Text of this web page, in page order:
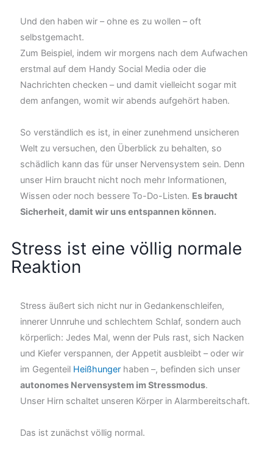
Und den haben wir – ohne es zu wollen – oft
selbstgemacht.
Zum Beispiel, indem wir morgens nach dem Aufwachen
erstmal auf dem Handy Social Media oder die
Nachrichten checken – und damit vielleicht sogar mit
dem anfangen, womit wir abends aufgehört haben.
So verständlich es ist, in einer zunehmend unsicheren
Welt zu versuchen, den Überblick zu behalten, so
schädlich kann das für unser Nervensystem sein. Denn
unser Hirn braucht nicht noch mehr Informationen,
Wissen oder noch bessere To-Do-Listen. Es braucht
Sicherheit, damit wir uns entspannen können.
Stress ist eine völlig normale
Reaktion
Stress äußert sich nicht nur in Gedankenschleifen,
innerer Unnruhe und schlechtem Schlaf, sondern auch
körperlich: Jedes Mal, wenn der Puls rast, sich Nacken
und Kiefer verspannen, der Appetit ausbleibt – oder wir
im Gegenteil Heißhunger haben –, befinden sich unser
autonomes Nervensystem im Stressmodus.
Unser Hirn schaltet unseren Körper in Alarmbereitschaft.
Das ist zunächst völlig normal.